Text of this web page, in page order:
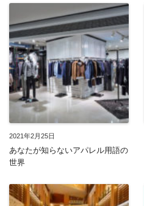
2021年2月25日
あなたが知らないアパレル用語の
世界